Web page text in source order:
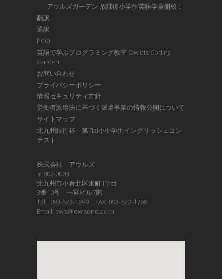
アウルズガーデン 放課後小学生英語学童開校！
翻訳
通訳
PCO
英語で学ぶプログラミング教室 Owlets Coding
Garden
お問い合わせ
プライバシーポリシー
情報セキュリティ方針
労働者派遣法に基づく派遣事業の情報公開について
サイトマップ
北九州銀行杯 第7回小中学生イングリッシュコン
テスト
株式会社 アウルズ
〒802-0003
北九州市小倉北区米町1丁目
3番10号 一宮ビル7階
TEL: 093-522-1699 FAX: 093-522-1768
Email: owls@owlsone.co.jp